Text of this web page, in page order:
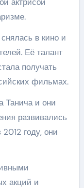
в кино и
Её талант
получать
фильмах.
Танича и они
развивались
году, они
акций и